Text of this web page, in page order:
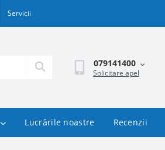
Servicii
079141400
Solicitare apel
Lucrările noastre Recenzii